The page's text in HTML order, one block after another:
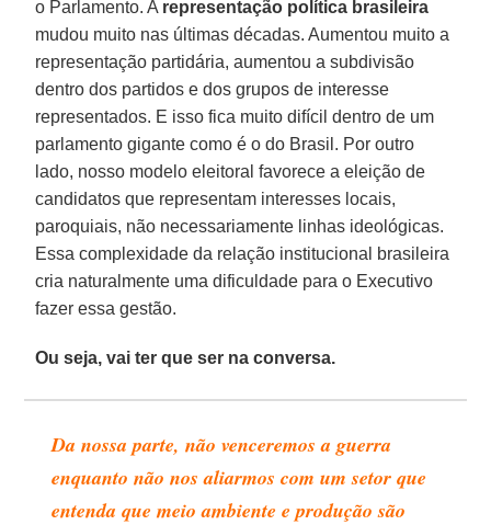
o Parlamento. A representação política brasileira
mudou muito nas últimas décadas. Aumentou muito a
representação partidária, aumentou a subdivisão
dentro dos partidos e dos grupos de interesse
representados. E isso fica muito difícil dentro de um
parlamento gigante como é o do Brasil. Por outro
lado, nosso modelo eleitoral favorece a eleição de
candidatos que representam interesses locais,
paroquiais, não necessariamente linhas ideológicas.
Essa complexidade da relação institucional brasileira
cria naturalmente uma dificuldade para o Executivo
fazer essa gestão.
Ou seja, vai ter que ser na conversa.
Da nossa parte, não venceremos a guerra
enquanto não nos aliarmos com um setor que
entenda que meio ambiente e produção são